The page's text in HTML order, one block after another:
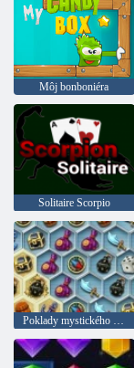
Môj bonboniéra
Solitaire Scorpio
Poklady mystického mora